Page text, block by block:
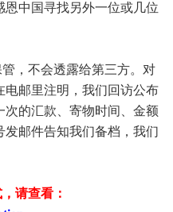
恩中国寻找另外一位或几位
，不会透露给第三方。对
邮里注明，我们回访公布
次的汇款、寄物时间、金额
发邮件告知我们备档，我们
请查看：